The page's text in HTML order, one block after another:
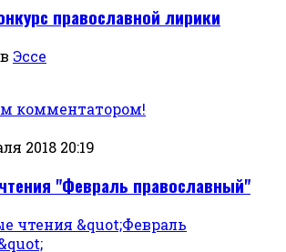
православной лирики
Эссе
комментатором!
2018 20:19
"Февраль православный"